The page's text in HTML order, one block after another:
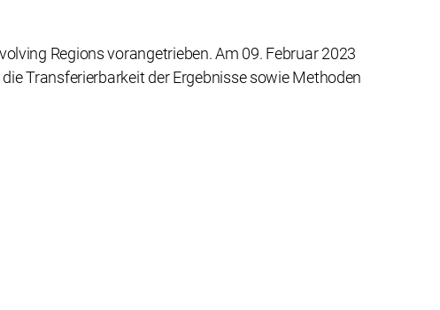
Regions vorangetrieben. Am 09. Februar 2023
Transferierbarkeit der Ergebnisse sowie Methoden